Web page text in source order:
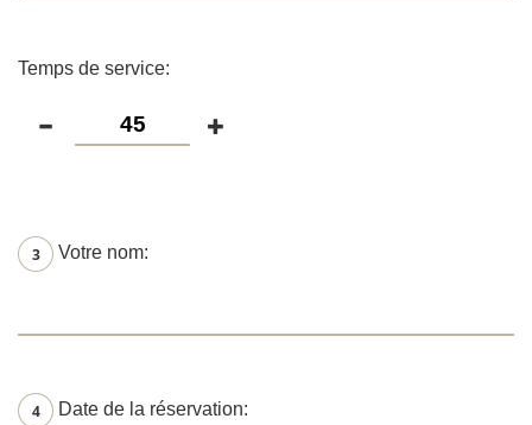
Temps de service:
3 Votre nom:
4 Date de la réservation: